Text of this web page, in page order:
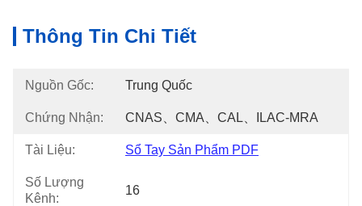
Thông Tin Chi Tiết
Nguồn Gốc: Trung Quốc
Chứng Nhận: CNAS、CMA、CAL、ILAC-MRA
Tài Liệu: Sổ Tay Sản Phẩm PDF
Số Lượng
Kênh:
16